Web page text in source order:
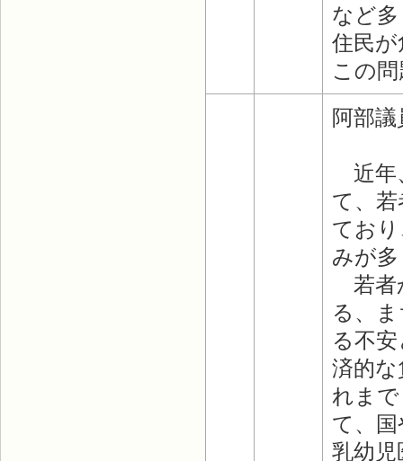
など
住民
この
阿部
近年
て、
てお
みが
若者
る、
る不
済的
れま
て、
乳幼